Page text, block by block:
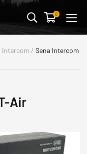
0
Intercom / Sena Intercom
Air